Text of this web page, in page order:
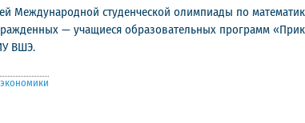
Международной студенческой олимпиады по
— учащиеся образовательных программ
ВШЭ.